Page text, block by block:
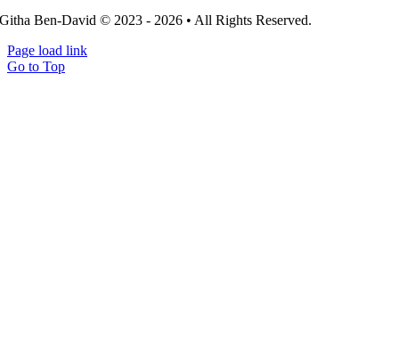
Githa Ben-David © 2023 - 2026 • All Rights Reserved.
Page load link
Go to Top